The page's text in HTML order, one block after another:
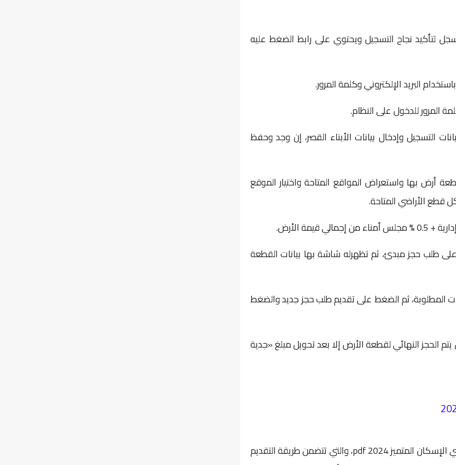
لتأكيد نجاح التسجيل ويحتوي على رابط الضغط عليه
البريد الإلكتروني وكلمة المرور.
المرور للدخول على النظام.
التسجيل وإدخال بيانات الأبناء القصر، إن وجد وحفظ
أرض بها واستعراض المواقع المتاحة واختيار الموقع
قطع الأراضي المتاحة.
طلب حجز مبدئ، ثم تظهرله شاشة بها بيانات القطعة
المطلوبة، ثم الضغط على تقديم طلب حجز جديد والضغط
الحجز النهائي لقطعة الأرض إلا بعد تحويل مبلغ «جدية
وأعلنت وزارة الإسكان عن كراسة شروط أراضي الإسكان المتميز 2024 pdf، والتي تتضمن طريقة التقديم